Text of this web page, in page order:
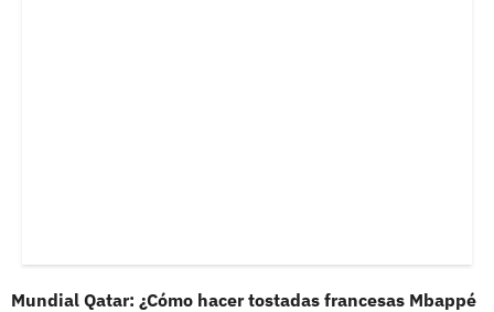
Mundial Qatar: ¿Cómo hacer tostadas francesas Mbappé